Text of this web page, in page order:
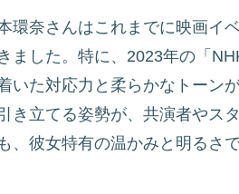
環奈さんはこれまでに映画イ
ました。特に、2023年の「
いた対応力と柔らかなトーン
き立てる姿勢が、共演者やス
、彼女特有の温かみと明るさ